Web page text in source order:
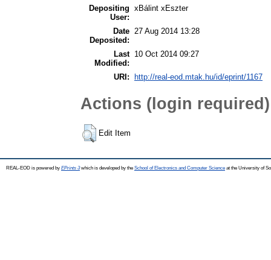
Depositing
User:
xBálint xEszter
Date
Deposited:
27 Aug 2014 13:28
Last
Modified:
10 Oct 2014 09:27
URI: http://real-eod.mtak.hu/id/eprint/1167
Actions (login required)
Edit Item
REAL-EOD is powered by EPrints 3which is developed by the School of Electronics and Computer Science at the University of